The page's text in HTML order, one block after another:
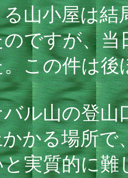
山小屋は結
ですが、
この件は後
ル山の登山
かる場所で
実質的に難